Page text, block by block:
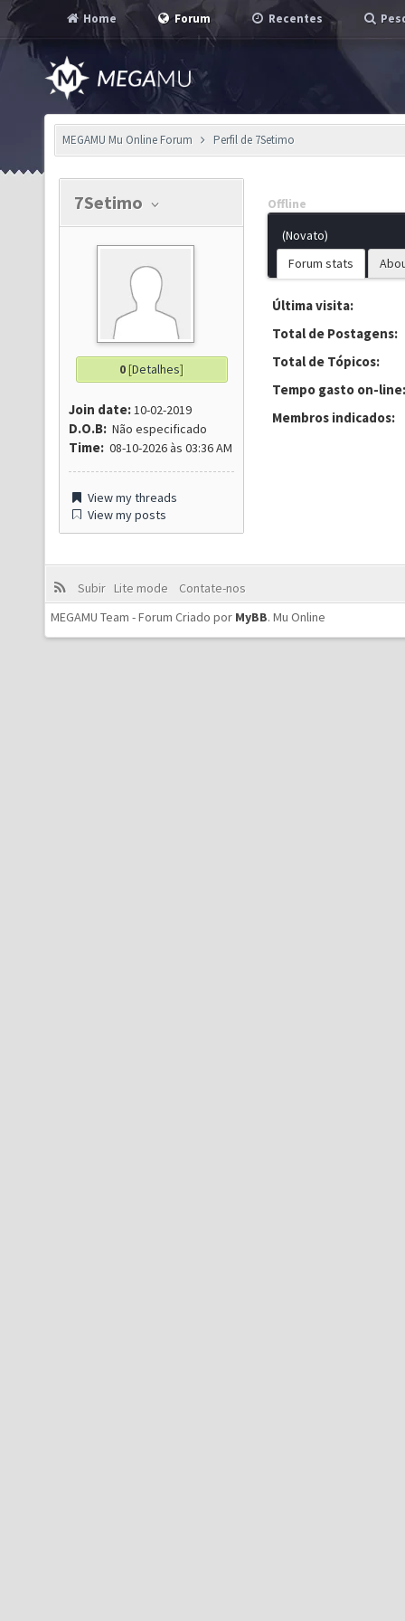
Home Forum Recentes
MEGAMU Mu Online Forum Perfil de 7Setimo
7Setimo
0[Detalhes]
Join date:10-02-2019
D.O.B: Não especificado
Time: 08-10-2026 às 03:36 AM
View my threads
View my posts
Offline
(Novato)
Forum stats
Última visita:
Total de Postagens:
Total de Tópicos:
Tempo gasto on-line:
Membros indicados:
Subir Lite mode
Contate-nos
MEGAMU Team - Forum Criado por MyBB. Mu Online